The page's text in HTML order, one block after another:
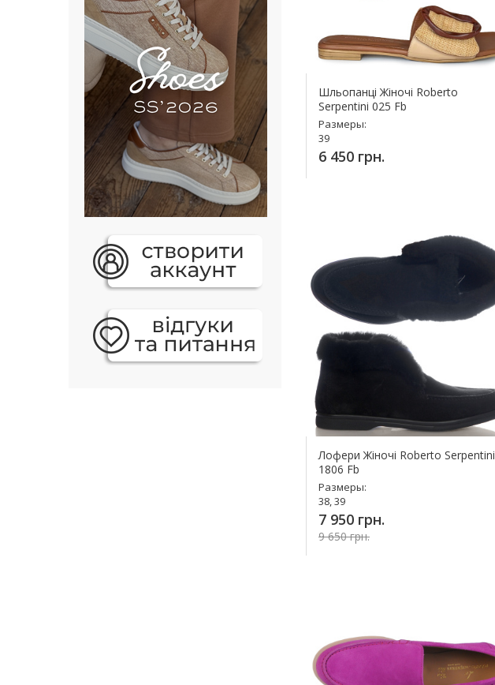
Шльопанці Жіночі Roberto
Serpentini 025 Fb
Размеры:
39
6 450 грн.
Лофери Жіночі Roberto Serpentini
1806 Fb
Размеры:
38, 39
7 950 грн.
9 650 грн.